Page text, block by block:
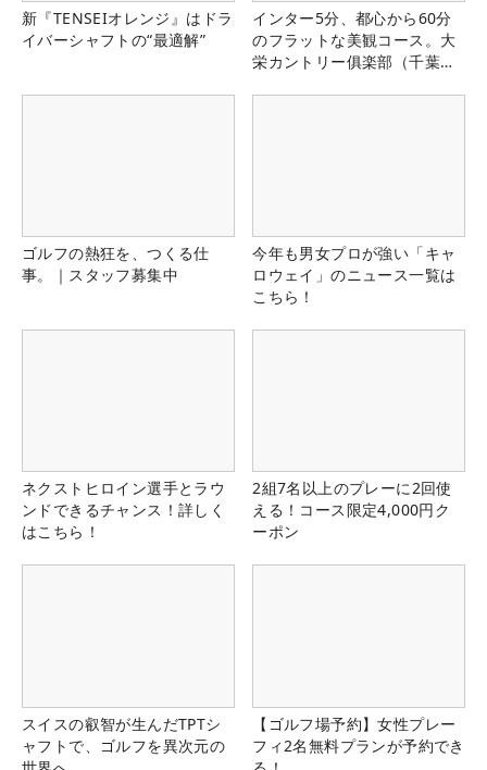
新『TENSEIオレンジ』はドラ
イバーシャフトの“最適解”
インター5分、都心から60分
のフラットな美観コース。大
栄カントリー俱楽部（千葉
ゴルフの熱狂を、つくる仕
事。｜スタッフ募集中
今年も男女プロが強い「キャ
ロウェイ」のニュース一覧は
こちら！
ネクストヒロイン選手とラウ
ンドできるチャンス！詳しく
はこちら！
2組7名以上のプレーに2回使
える！コース限定4,000円ク
ーポン
スイスの叡智が生んだTPTシ
ャフトで、ゴルフを異次元の
【ゴルフ場予約】女性プレー
フィ2名無料プランが予約でき